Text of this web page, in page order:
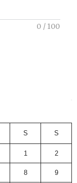
0 / 100
S S
1 2
8 9